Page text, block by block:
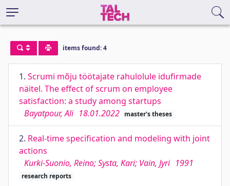
items found: 4
1. Scrumi mõju töötajate rahulolule idufirmade
näitel. The effect of scrum on employee
satisfaction: a study among startups
Bayatpour, Ali 18.01.2022 master's theses
2. Real-time specification and modeling with joint
actions
Kurki-Suonio, Reino; Systa, Kari; Vain, Jyri 1991
research reports